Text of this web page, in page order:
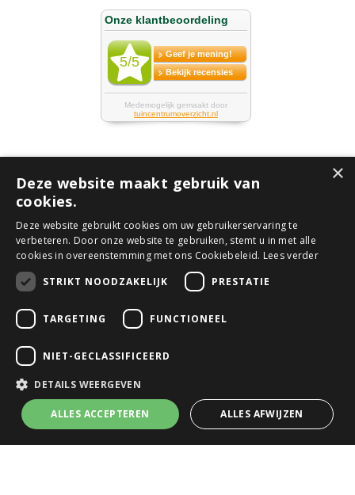
Meer informatie
Webshop
Het team
Nieuws
Tuincafé
Algemene voorwaarden
×
Deze website maakt gebruik van
cookies.
Deze website gebruikt cookies om uw gebruikerservaring te
verbeteren. Door onze website te gebruiken, stemt u in met alle
cookies in overeenstemming met ons Cookiebeleid. Lees verder
STRIKT NOODZAKELIJK
PRESTATIE
TARGETING FUNCTIONEEL
NIET-GECLASSIFICEERD
DETAILS WEERGEVEN
ALLES ACCEPTEREN ALLES AFWIJZEN